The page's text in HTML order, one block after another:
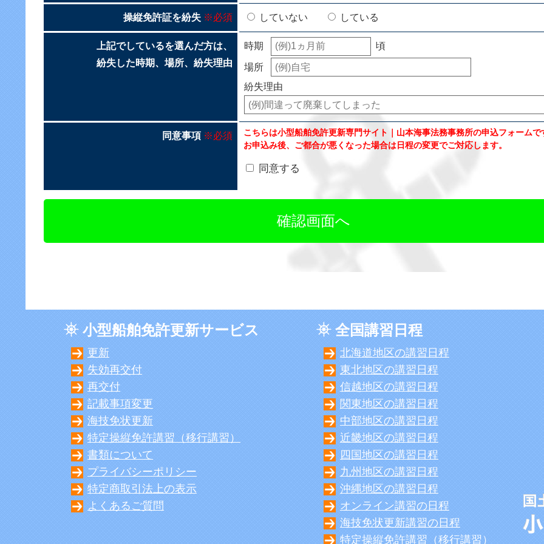
操縦免許証を紛失 ※必須 していない している
上記でしているを選んだ方は、
紛失した時期、場所、紛失理由
時期 頃
場所
紛失理由
同意事項 ※必須
こちらは小型船舶免許更新専門サイト｜山本海事法務事務所の申込フォームで
お申込み後、ご都合が悪くなった場合は日程の変更でご対応します。
同意する
小型船舶免許更新サービス
更新
失効再交付
再交付
記載事項変更
海技免状更新
特定操縦免許講習（移行講習）
書類について
プライバシーポリシー
特定商取引法上の表示
よくあるご質問
全国講習日程
北海道地区の講習日程
東北地区の講習日程
信越地区の講習日程
関東地区の講習日程
中部地区の講習日程
近畿地区の講習日程
四国地区の講習日程
九州地区の講習日程
沖縄地区の講習日程
オンライン講習の日程
海技免状更新講習の日程
特定操縦免許講習（移行講習）